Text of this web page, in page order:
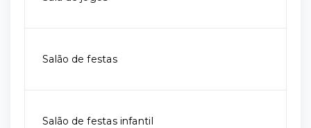
Salão de festas
Salão de festas infantil